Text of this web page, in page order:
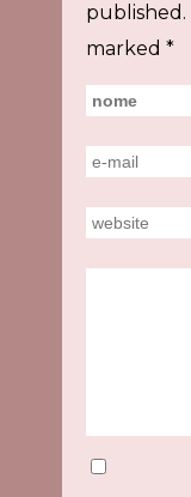
published.
marked *